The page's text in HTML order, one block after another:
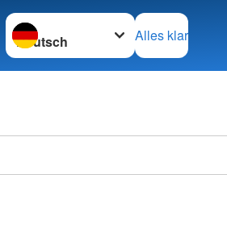
Sprache wechseln zu
Alles klar